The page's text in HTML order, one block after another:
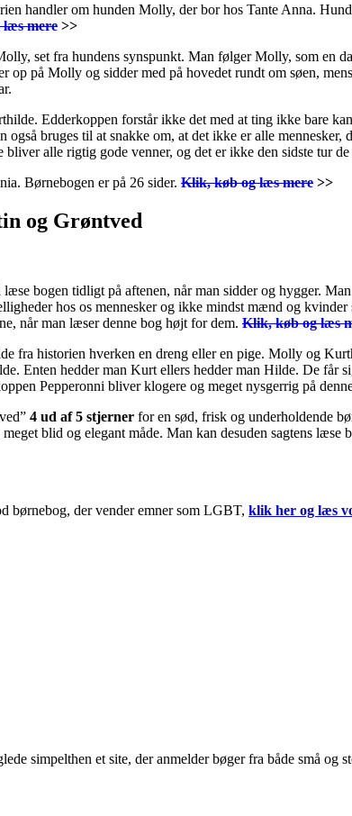
handler om hunden Molly, der bor hos Tante Anna.
mere >>
set fra hundens synspunkt. Man følger Molly, som en
på Molly og sidder med på hovedet rundt om søen,
Edderkoppen forstår ikke det med at ting ikke bare
bruges til at snakke om, at det ikke er alle
alle rigtig gode venner, og det er ikke den sidste tur
Børnebogen er på 26 sider. Klik, køb og læs mere >>
og Grøntved
bogen tidligt på aftenen, når man sidder og hygger.
hos os mennesker og ikke mindst mænd og
når man læser denne bog højt for dem. Klik, køb og læs
fra historien hverken en dreng eller en pige. Molly og
Enten hedder man Kurt ellers hedder man Hilde. De får
Pepperonni bliver klogere og meget nysgerrig på
4 ud af 5 stjerner for en sød, frisk og underholdende
blid og elegant måde. Man kan desuden sagtens
børnebog, der vender emner som LGBT, klik her og læs
simpelthen et site, der anmelder bøger fra både små